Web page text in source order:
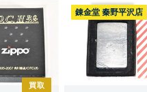
買取
錬金堂 秦野平沢店